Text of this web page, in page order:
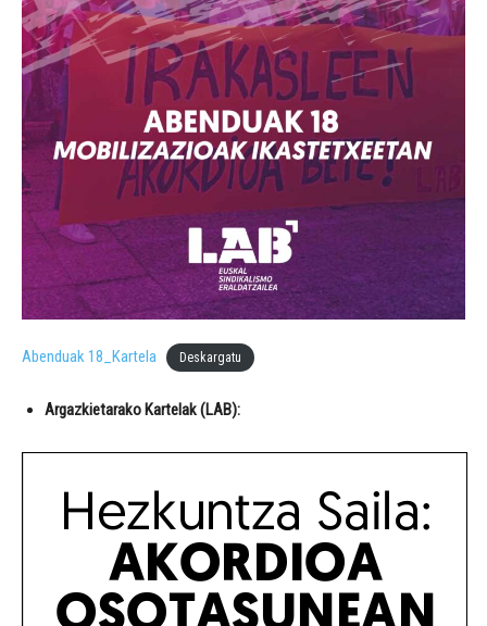
Abenduak 18_Kartela Deskargatu
Argazkietarako Kartelak (LAB):